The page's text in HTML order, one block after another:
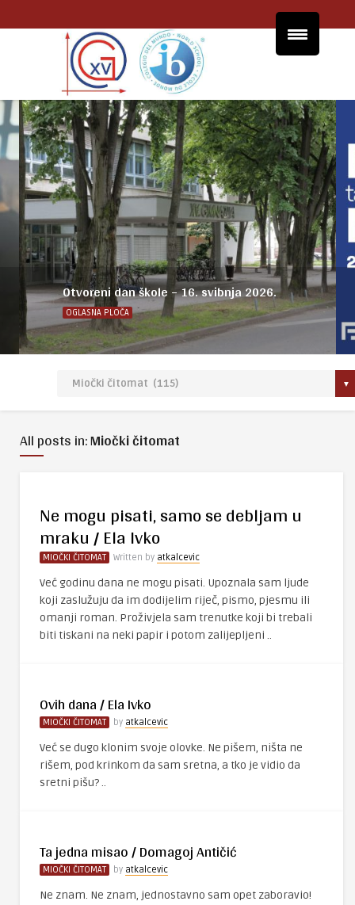
Otvoreni dan škole – 16. svibnja 2026.
OGLASNA PLOČA
All posts in:Miočki čitomat
Ne mogu pisati, samo se debljam u
mraku / Ela Ivko
MIOČKI ČITOMAT Written by atkalcevic
Već godinu dana ne mogu pisati. Upoznala sam ljude
koji zaslužuju da im dodijelim riječ, pismo, pjesmu ili
omanji roman. Proživjela sam trenutke koji bi trebali
biti tiskani na neki papir i potom zalijepljeni ..
Ovih dana / Ela Ivko
MIOČKI ČITOMAT by atkalcevic
Već se dugo klonim svoje olovke. Ne pišem, ništa ne
rišem, pod krinkom da sam sretna, a tko je vidio da
sretni pišu? ..
Ta jedna misao / Domagoj Antičić
MIOČKI ČITOMAT by atkalcevic
Ne znam. Ne znam, jednostavno sam opet zaboravio!